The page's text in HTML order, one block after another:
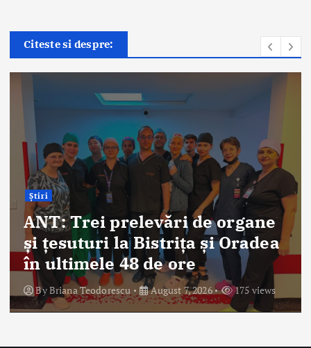
Citeste si despre:
Știri
ANT: Trei prelevări de organe
și țesuturi la Bistrița și Oradea
în ultimele 48 de ore
ByBriana Teodorescu August 7, 2026 175 views